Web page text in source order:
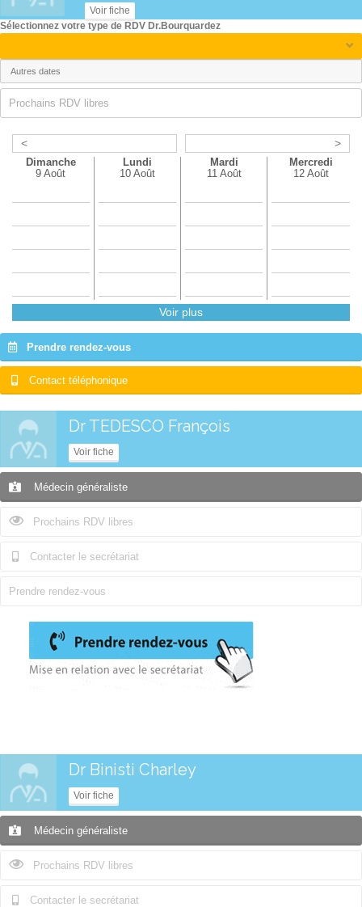
16h45
17h45
16h15
17h15
17h45
Voir fiche
< >
Dimanche
9 Août
Lundi
10 Août
Mardi
11 Août
Mercredi
12 Août
Voir plus
Prendre rendez-vous
Contact téléphonique
Sélectionnez votre type de RDV Dr.Bourquardez
Prochains RDV libres
Dr TEDESCO François
Voir fiche
Médecin généraliste
Prochains RDV libres
Contacter le secrétariat
Prendre rendez-vous
Dr Binisti Charley
Voir fiche
Médecin généraliste
Prochains RDV libres
Contacter le secrétariat